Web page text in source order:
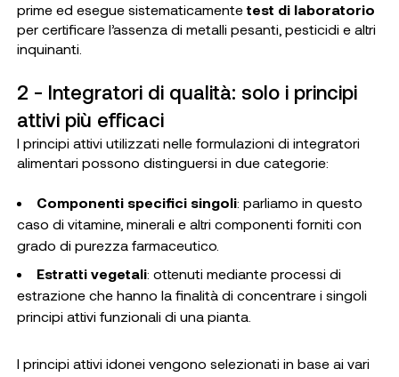
prime ed esegue sistematicamente test di laboratorio
per certificare l’assenza di metalli pesanti, pesticidi e altri
inquinanti.
2 - Integratori di qualità: solo i principi
attivi più efficaci
I principi attivi utilizzati nelle formulazioni di integratori
alimentari possono distinguersi in due categorie:
Componenti specifici singoli: parliamo in questo
caso di vitamine, minerali e altri componenti forniti con
grado di purezza farmaceutico.
Estratti vegetali: ottenuti mediante processi di
estrazione che hanno la finalità di concentrare i singoli
principi attivi funzionali di una pianta.
I principi attivi idonei vengono selezionati in base ai vari